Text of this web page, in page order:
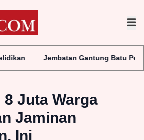
Gantung Batu Pepe Rp10 Miliar
Juta Warga
Jaminan
Ini